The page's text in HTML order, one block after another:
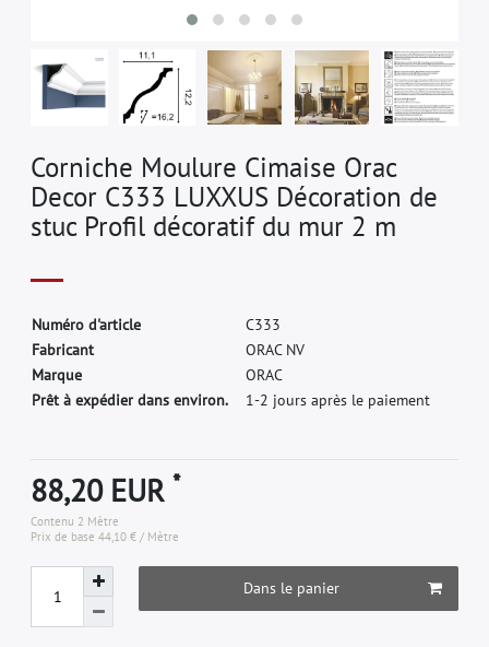
Corniche Moulure Cimaise Orac
Decor C333 LUXXUS Décoration de
stuc Profil décoratif du mur 2 m
Numéro d'article C333
Fabricant ORAC NV
Marque ORAC
Prêt à expédier dans environ.
1-2 jours après le paiement
88,20 EUR*
Contenu 2 Mètre
Prix de base44,10 € / Mètre
Dans le panier